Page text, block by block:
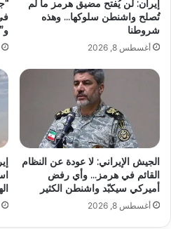
إيران: لن يُفتح مضيق هرمز ما لم
تُصلح واشنطن سلوكها… وهذه
شروطنا
أغسطس 8, 2026
الجيش الإيراني: لا عودة عن النظام
القائم في هرمز… وأي رفض
أميركي سيكبّد واشنطن الكثير
أغسطس 8, 2026